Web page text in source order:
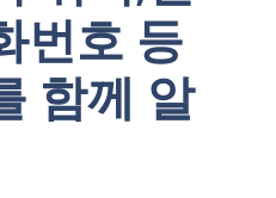
번호 등
함께 알